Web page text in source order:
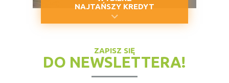
NAJTAŃSZY KREDYT
ZAPISZ SIĘ
DO NEWSLETTERA!